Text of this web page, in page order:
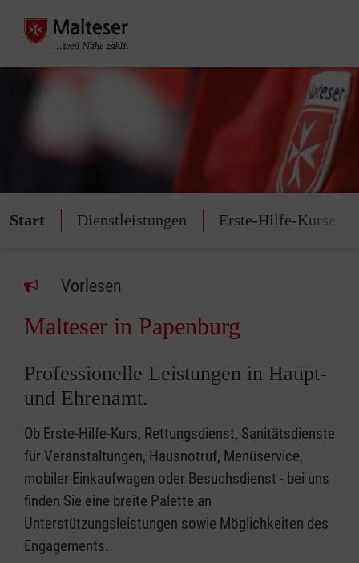
Start Dienstleistungen Erste-Hilfe-Kurse
Vorlesen
Malteser in Papenburg
Professionelle Leistungen in Haupt-
und Ehrenamt.
Ob Erste-Hilfe-Kurs, Rettungsdienst, Sanitätsdienste
für Veranstaltungen, Hausnotruf, Menüservice,
mobiler Einkaufwagen oder Besuchsdienst - bei uns
finden Sie eine breite Palette an
Unterstützungsleistungen sowie Möglichkeiten des
Engagements.